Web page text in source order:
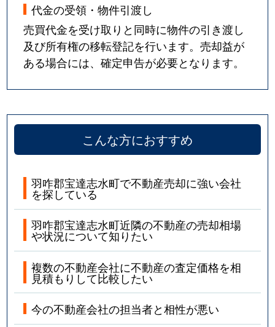
代金の受領・物件引渡し
売買代金を受け取りと同時に物件の引き渡し
及び所有権の移転登記を行います。売却益が
ある場合には、確定申告が必要となります。
こんな方におすすめ
羽咋郡宝達志水町で不動産売却に強い会社
を探している
羽咋郡宝達志水町近隣の不動産の売却相場
や状況について知りたい
複数の不動産会社に不動産の査定価格を相
見積もりして比較したい
今の不動産会社の担当者と相性が悪い